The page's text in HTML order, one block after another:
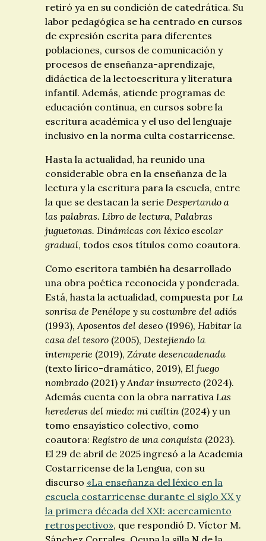
retiró ya en su condición de catedrática. Su
labor pedagógica se ha centrado en cursos
de expresión escrita para diferentes
poblaciones, cursos de comunicación y
procesos de enseñanza-aprendizaje,
didáctica de la lectoescritura y literatura
infantil. Además, atiende programas de
educación continua, en cursos sobre la
escritura académica y el uso del lenguaje
inclusivo en la norma culta costarricense.
Hasta la actualidad, ha reunido una
considerable obra en la enseñanza de la
lectura y la escritura para la escuela, entre
la que se destacan la serie Despertando a
las palabras. Libro de lectura, Palabras
juguetonas. Dinámicas con léxico escolar
gradual, todos esos títulos como coautora.
Como escritora también ha desarrollado
una obra poética reconocida y ponderada.
Está, hasta la actualidad, compuesta por La
sonrisa de Penélope y su costumbre del adiós
(1993), Aposentos del deseo (1996), Habitar la
casa del tesoro(2005), Destejiendo la
intemperie (2019), Zárate desencadenada
(texto lírico-dramático, 2019), El fuego
nombrado(2021) y Andar insurrecto(2024).
Además cuenta con la obra narrativa Las
herederas del miedo: mi cuiltin(2024) y un
tomo ensayístico colectivo, como
coautora: Registro de una conquista(2023).
El 29 de abril de 2025 ingresó a la Academia
Costarricense de la Lengua, con su
discurso «La enseñanza del léxico en la
escuela costarricense durante el siglo XX y
la primera década del XXI: acercamiento
retrospectivo», que respondió D. Víctor M.